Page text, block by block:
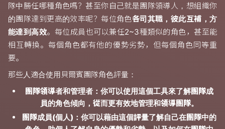
隊中勝任哪種角色嗎？甚至你自己就是團隊領導人，想組織你
的團隊達到更高的效率呢？每位角色各司其職，彼此互補，方
能達到高效。每位成員也可以兼任2~3種類似的角色，甚至能
相互轉換。每個角色都有他的優勢劣勢，但每個角色同等重
要。
那些人適合使用貝爾賓團隊角色評量：
團隊領導者和管理者：你可以使用這個工具來了解團隊成
員的角色傾向，從而更有效地管理和領導團隊。
團隊成員(個人)：你可以藉由這個評量了解自己在團隊中的